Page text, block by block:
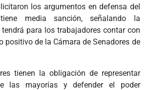
los argumentos en defensa del
media sanción, señalando la
para los trabajadores contar con
positivo de la Cámara de Senadores de
tienen la obligación de representar
las mayorías y defender el poder